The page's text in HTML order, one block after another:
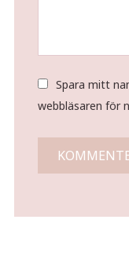
Spara mitt
webbläsaren för